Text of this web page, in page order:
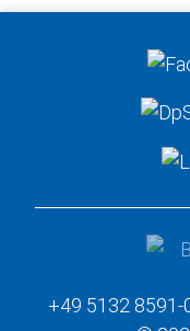
+49 5132 8591-